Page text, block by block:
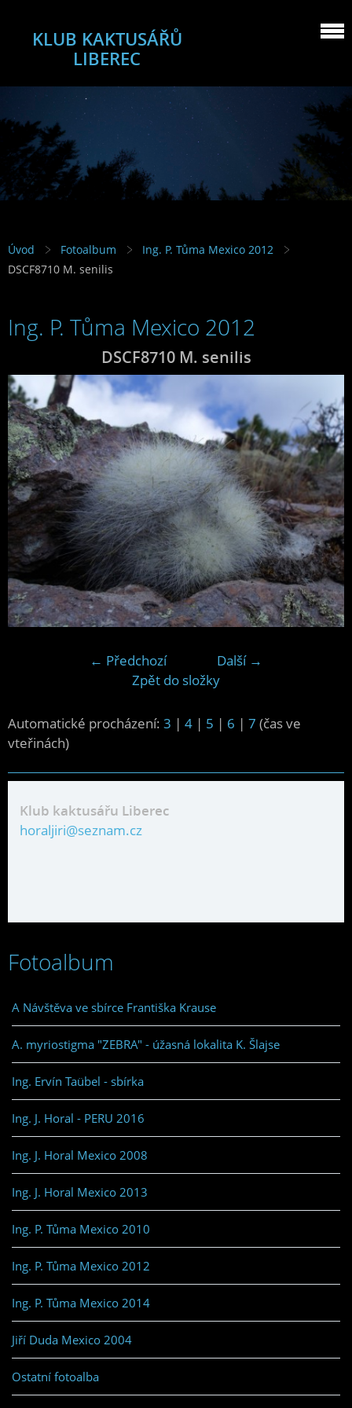
KLUB KAKTUSÁŘŮ
LIBEREC
Úvod Fotoalbum
Ing. P. Tůma Mexico 2012
DSCF8710 M. senilis
Ing. P. Tůma Mexico 2012
DSCF8710 M. senilis
← Předchozí
Další →
Zpět do složky
Automatické procházení: 3 | 4 | 5 | 6 | 7 (čas ve
vteřinách)
Klub kaktusářu Liberec
horaljiri@seznam.cz
Fotoalbum
A Návštěva ve sbírce Františka Krause
A. myriostigma "ZEBRA" - úžasná lokalita K. Šlajse
Ing. Ervín Taübel - sbírka
Ing. J. Horal - PERU 2016
Ing. J. Horal Mexico 2008
Ing. J. Horal Mexico 2013
Ing. P. Tůma Mexico 2010
Ing. P. Tůma Mexico 2012
Ing. P. Tůma Mexico 2014
Jiří Duda Mexico 2004
Ostatní fotoalba